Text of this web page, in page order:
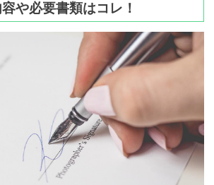
や必要書類はコレ！